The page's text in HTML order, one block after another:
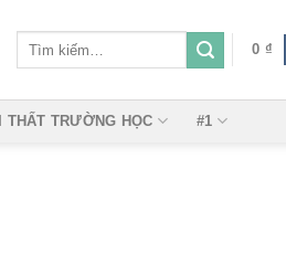
0 ₫
THẤT TRƯỜNG HỌC #1